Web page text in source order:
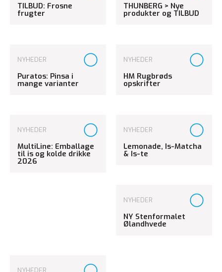
TILBUD: Frosne
frugter
THUNBERG > Nye
produkter og TILBUD
NYHEDER
Puratos: Pinsa i
mange varianter
NYHEDER
HM Rugbrøds
opskrifter
NYHEDER
MultiLine: Emballage
til is og kolde drikke
2026
NYHEDER
Lemonade, Is-Matcha
& Is-te
NYHEDER
NY Stenformalet
Ølandhvede
NYHEDER